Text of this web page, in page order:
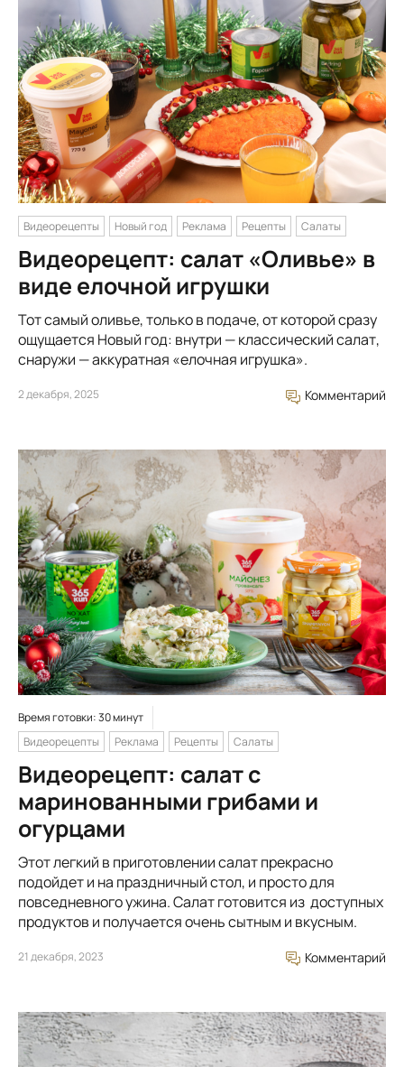
Видеорецепты Новый год Реклама Рецепты Салаты
Видеорецепт: салат «Оливье» в
виде елочной игрушки
Тот самый оливье, только в подаче, от которой сразу
ощущается Новый год: внутри — классический салат,
снаружи — аккуратная «елочная игрушка».
2 декабря, 2025 Комментарий
Время готовки: 30 минут
Видеорецепты
Реклама Рецепты Салаты
Видеорецепт: салат с
маринованными грибами и
огурцами
Этот легкий в приготовлении салат прекрасно
подойдет и на праздничный стол, и просто для
повседневного ужина. Салат готовится из доступных
продуктов и получается очень сытным и вкусным.
21 декабря, 2023 Комментарий